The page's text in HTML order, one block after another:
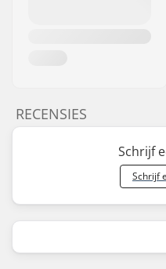
RECENSIES
Schrijf
Schrijf